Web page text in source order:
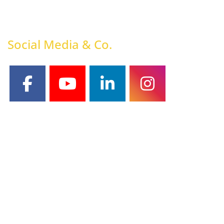
Social Media & Co.
facebookyoutubelinkedininstagram